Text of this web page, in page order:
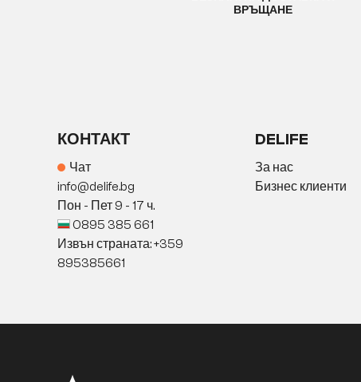
ВРЪЩАНЕ
КОНТАКТ
Чат
info@delife.bg
Пон - Пет 9 - 17 ч.
0895 385 661
Извън страната: +359
895385661
DELIFE
За нас
Бизнес клиенти